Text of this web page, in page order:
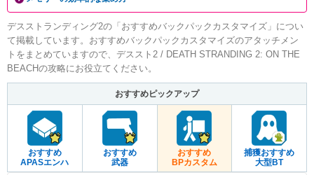
デスストランディング2の「おすすめバックパックカスタマイズ」につい
て掲載しています。おすすめバックパックカスタマイズのアタッチメン
トをまとめていますので、デススト2 / DEATH STRANDING 2: ON THE
BEACHの攻略にお役立てください。
おすすめピックアップ
おすすめ
APASエンハ
おすすめ
武器
おすすめ
BPカスタム
捕獲おすすめ
大型BT